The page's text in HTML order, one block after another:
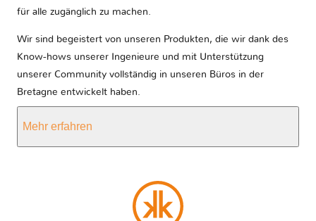
für alle zugänglich zu machen.
Wir sind begeistert von unseren Produkten, die wir dank des
Know-hows unserer Ingenieure und mit Unterstützung
unserer Community vollständig in unseren Büros in der
Bretagne entwickelt haben.
Mehr erfahren